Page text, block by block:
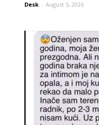
Desk - August 5, 2026